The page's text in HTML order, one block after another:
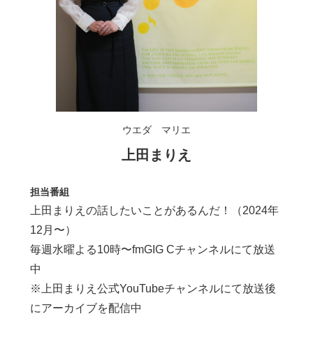
ウエダ マリエ
上田まりえ
担当番組
上田まりえの話したいことがあるんだ！（2024年
12月〜）
毎週水曜よる10時〜fmGIG Cチャンネルにて放送
中
※上田まりえ公式YouTubeチャンネルにて放送後
にアーカイブを配信中